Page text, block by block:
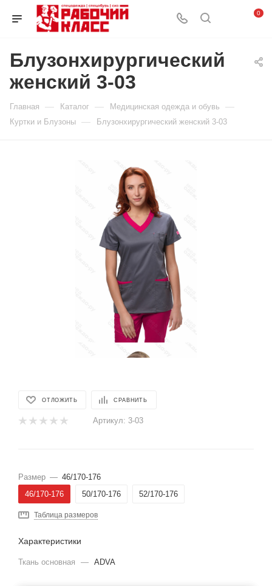
0
Блузонхирургический
женский 3-03
Главная — Каталог — Медицинская одежда и обувь —
Куртки и Блузоны — Блузонхирургический женский 3-03
ОТЛОЖИТЬ СРАВНИТЬ
Артикул: 3-03
Размер — 46/170-176
46/170-176
50/170-176 52/170-176
Таблица размеров
Характеристики
Ткань основная — ADVA